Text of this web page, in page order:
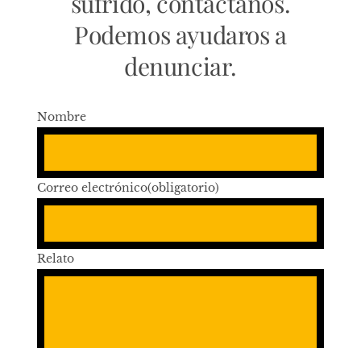
Podemos ayudaros a
denunciar.
Nombre
Correo electrónico(obligatorio)
Relato